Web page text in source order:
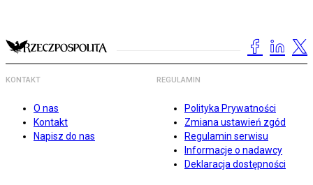
KONTAKT
O nas
Kontakt
Napisz do nas
REGULAMIN
Polityka Prywatności
Zmiana ustawień zgód
Regulamin serwisu
Informacje o nadawcy
Deklaracja dostępności